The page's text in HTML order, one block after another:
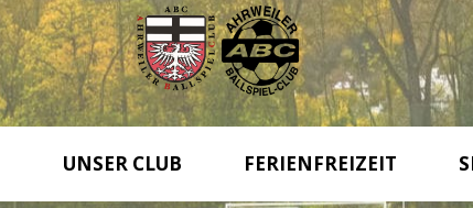
UNSER CLUB FERIENFREIZEIT